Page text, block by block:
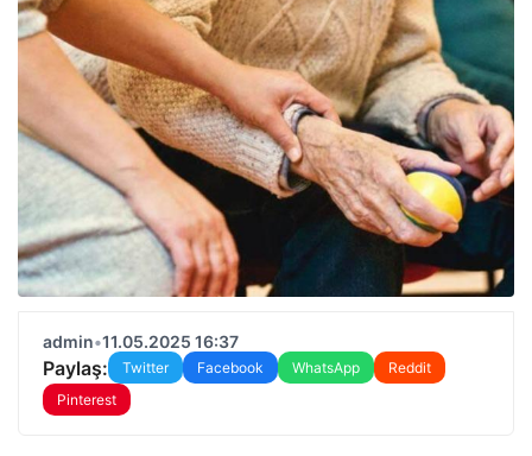
admin•11.05.2025 16:37
Paylaş: Twitter Facebook WhatsApp
Reddit
Pinterest